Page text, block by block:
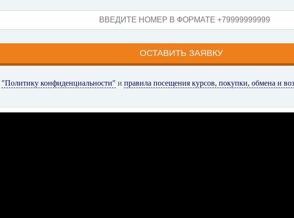
"Политику конфиденциальности" и правила посещения курсов, покупки, обмена и